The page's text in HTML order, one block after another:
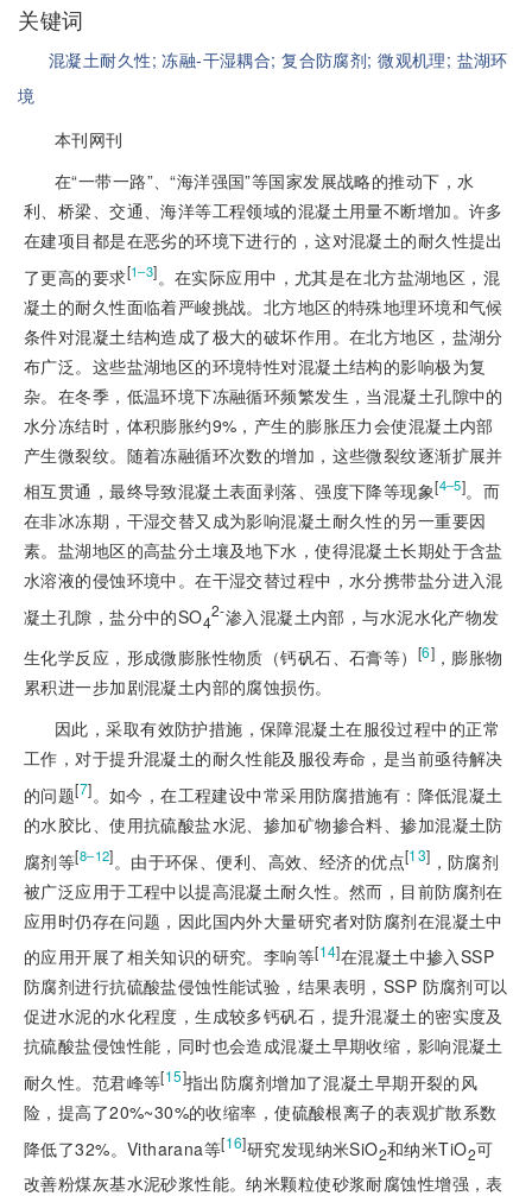
关键词
混凝土耐久性;冻融-干湿耦合;复合防腐剂;微观机理; 盐湖环
境
本刊网刊
在“一带一路”、“海洋强国”等国家发展战略的推动下，水
利、桥梁、交通、海洋等工程领域的混凝土用量不断增加。许多
在建项目都是在恶劣的环境下进行的，这对混凝土的耐久性提出
了更高的要求[1‒3]。在实际应用中，尤其是在北方盐湖地区，混
凝土的耐久性面临着严峻挑战。北方地区的特殊地理环境和气候
条件对混凝土结构造成了极大的破坏作用。在北方地区，盐湖分
布广泛。这些盐湖地区的环境特性对混凝土结构的影响极为复
杂。在冬季，低温环境下冻融循环频繁发生，当混凝土孔隙中的
水分冻结时，体积膨胀约9%，产生的膨胀压力会使混凝土内部
产生微裂纹。随着冻融循环次数的增加，这些微裂纹逐渐扩展并
相互贯通，最终导致混凝土表面剥落、强度下降等现象[4‒5]。而
在非冰冻期，干湿交替又成为影响混凝土耐久性的另一重要因
素。盐湖地区的高盐分土壤及地下水，使得混凝土长期处于含盐
水溶液的侵蚀环境中。在干湿交替过程中，水分携带盐分进入混
凝土孔隙，盐分中的SO4
2-渗入混凝土内部，与水泥水化产物发
生化学反应，形成微膨胀性物质（钙矾石、石膏等） [6]，膨胀物
累积进一步加剧混凝土内部的腐蚀损伤。
因此，采取有效防护措施，保障混凝土在服役过程中的正常
工作，对于提升混凝土的耐久性能及服役寿命，是当前亟待解决
的问题[7]。如今，在工程建设中常采用防腐措施有：降低混凝土
的水胶比、使用抗硫酸盐水泥、掺加矿物掺合料、掺加混凝土防
腐剂等[8‒12]。由于环保、便利、高效、经济的优点[13] ，防腐剂
被广泛应用于工程中以提高混凝土耐久性。然而，目前防腐剂在
应用时仍存在问题，因此国内外大量研究者对防腐剂在混凝土中
的应用开展了相关知识的研究。李响等[14]在混凝土中掺入SSP
防腐剂进行抗硫酸盐侵蚀性能试验，结果表明，SSP 防腐剂可以
促进水泥的水化程度，生成较多钙矾石，提升混凝土的密实度及
抗硫酸盐侵蚀性能，同时也会造成混凝土早期收缩，影响混凝土
耐久性。范君峰等[15]指出防腐剂增加了混凝土早期开裂的风
险，提高了20%~30%的收缩率，使硫酸根离子的表观扩散系数
降低了32%。Vitharana等[16]研究发现纳米SiO2和纳米TiO2可
改善粉煤灰基水泥砂浆性能。纳米颗粒使砂浆耐腐蚀性增强，表